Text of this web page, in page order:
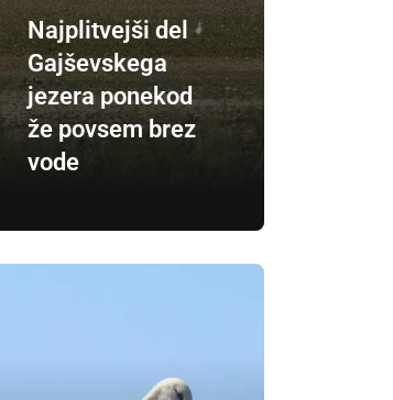
Najplitvejši del
Gajševskega
jezera ponekod
že povsem brez
vode